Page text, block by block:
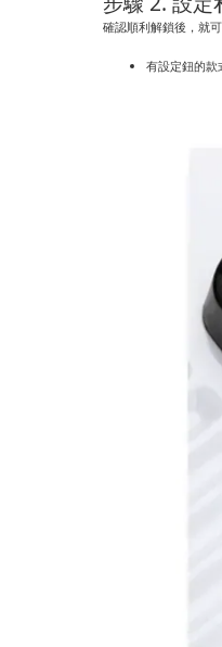
確認順利解鎖後，就
有設定鈕的款